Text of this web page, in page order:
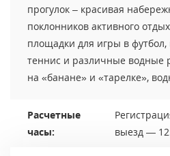
прогулок – красивая
поклонников активного
площадки для игры в
теннис и различные водные
на «банане» и «тарелке»,
Расчетные
часы:
выезд —